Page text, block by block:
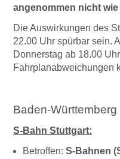
angenommen nicht
Die Auswirkungen des
22.00 Uhr spürbar sein.
Donnerstag ab 18.00
Fahrplanabweichungen
Baden-Württemberg
S-Bahn Stuttgart:
Betroffen: S-Bahnen